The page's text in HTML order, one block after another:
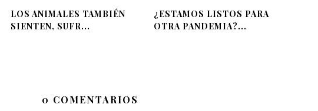
LOS ANIMALES TAMBIÉN
SIENTEN, SUFR...
¿ESTAMOS LISTOS PARA
OTRA PANDEMIA?...
0 COMENTARIOS